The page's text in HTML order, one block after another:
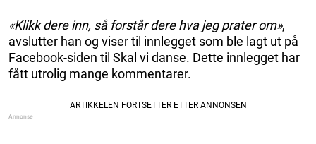
«Klikk dere inn, så forstår dere hva jeg prater om»,
avslutter han og viser til innlegget som ble lagt ut på
Facebook-siden til Skal vi danse. Dette innlegget har
fått utrolig mange kommentarer.